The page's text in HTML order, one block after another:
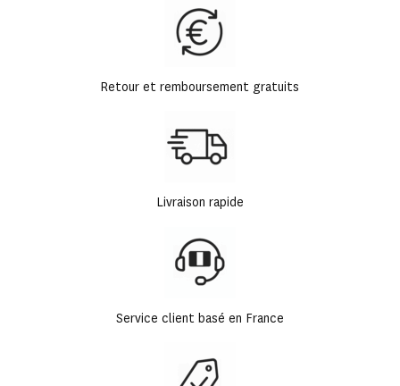
Retour et remboursement gratuits
Livraison rapide
Service client basé en France